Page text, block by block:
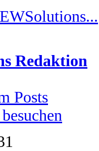
Redaktion
Posts